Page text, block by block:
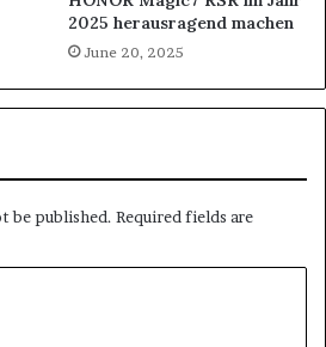
2025 herausragend machen
June 20, 2025
be published. Required fields are